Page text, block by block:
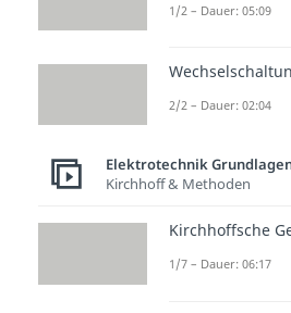
1/2 – Dauer: 05:09
2/2 – Dauer: 02:04
Elektrotechnik
Kirchhoff & Methoden
Kirchhoffsche
1/7 – Dauer: 06:17